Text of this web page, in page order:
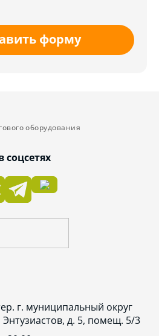
форму
оборудования
соцсетях
г. муниципальный округ
Энтузиастов, д. 5, помещ. 5/3